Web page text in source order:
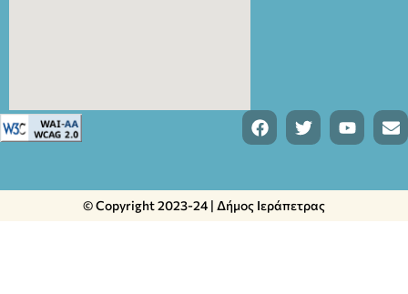
© Copyright 2023-24 | Δήμος Ιεράπετρας